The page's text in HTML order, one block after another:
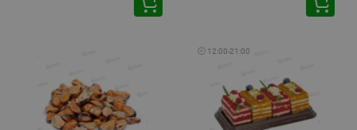
🕘 12:00-21:00